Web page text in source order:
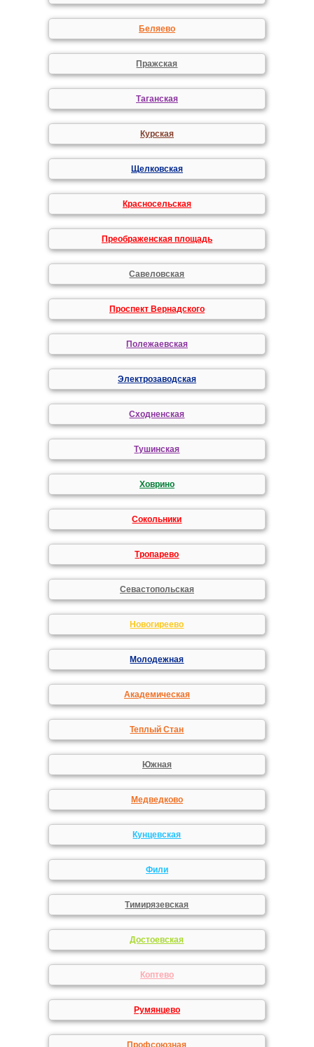
Беляево
Пражская
Таганская
Курская
Щелковская
Красносельская
Преображенская площадь
Савеловская
Проспект Вернадского
Полежаевская
Электрозаводская
Сходненская
Тушинская
Ховрино
Сокольники
Тропарево
Севастопольская
Новогиреево
Молодежная
Академическая
Теплый Стан
Южная
Медведково
Кунцевская
Фили
Тимирязевская
Достоевская
Коптево
Румянцево
Профсоюзная